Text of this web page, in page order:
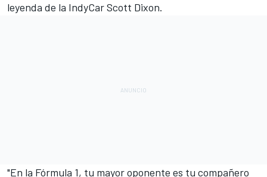
leyenda de la IndyCarScott Dixon.
"En la Fórmula 1, tu mayor oponente es tu compañero